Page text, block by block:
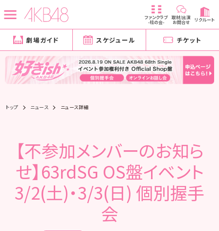
ファンクラブ
-柱の会-
取材/出演
お問合せ リクルート
劇場ガイド スケジュール チケット
トップ ニュース ニュース詳細
【不参加メンバーのお知ら
せ】63rdSG OS盤イベント
3/2(土)・3/3(日) 個別握手
会